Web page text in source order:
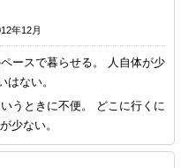
年12月
ースで暮らせる。 人自体が少
ない。
うときに不便。 どこに行くに
少ない。